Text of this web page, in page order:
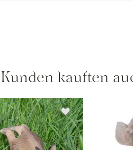
kauften